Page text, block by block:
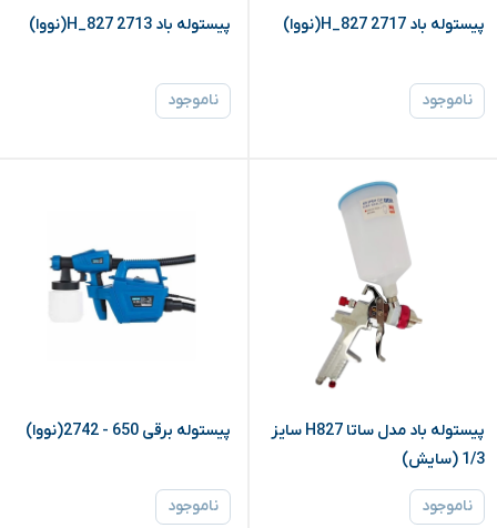
پیستوله باد H_827 2717(نووا)
ناموجود
پیستوله باد H_827 2713(نووا)
ناموجود
پیستوله باد مدل ساتا H827 سایز
1/3 (سایش)
ناموجود
پیستوله برقی 650 - 2742(نووا)
ناموجود